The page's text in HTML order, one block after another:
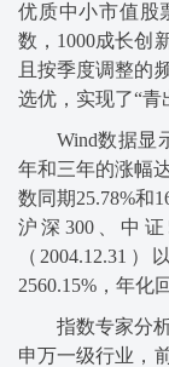
优质中小市值股
数，1000成长创
且按季度调整的
选优，实现了“青
Wind数据显
年和三年的涨幅
数同期25.78%和
沪深300、中
（2004.12.31
2560.15%，年化
指数专家分
申万一级行业，